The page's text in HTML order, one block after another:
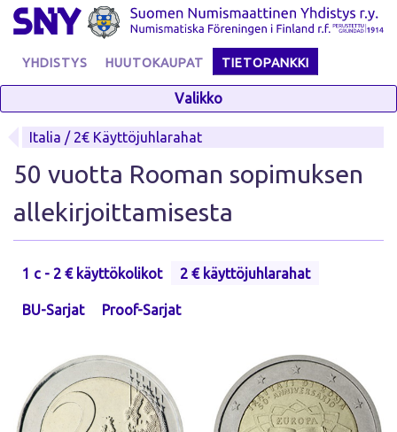
Skip
YHDISTYS HUUTOKAUPAT TIETOPANKKI
Valikko
Italia / 2€ Käyttöjuhlarahat
50 vuotta Rooman sopimuksen
allekirjoittamisesta
1 c - 2 € käyttökolikot 2 € käyttöjuhlarahat
BU-Sarjat Proof-Sarjat